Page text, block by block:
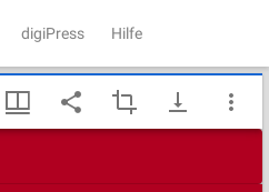
digiPress Hilfe